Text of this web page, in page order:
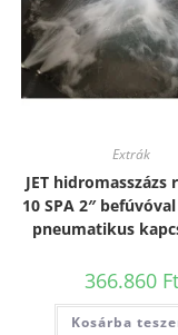
Extrák
JET hidromasszázs
10 SPA 2″
pneumatikus
366.860 Ft
Kosárba